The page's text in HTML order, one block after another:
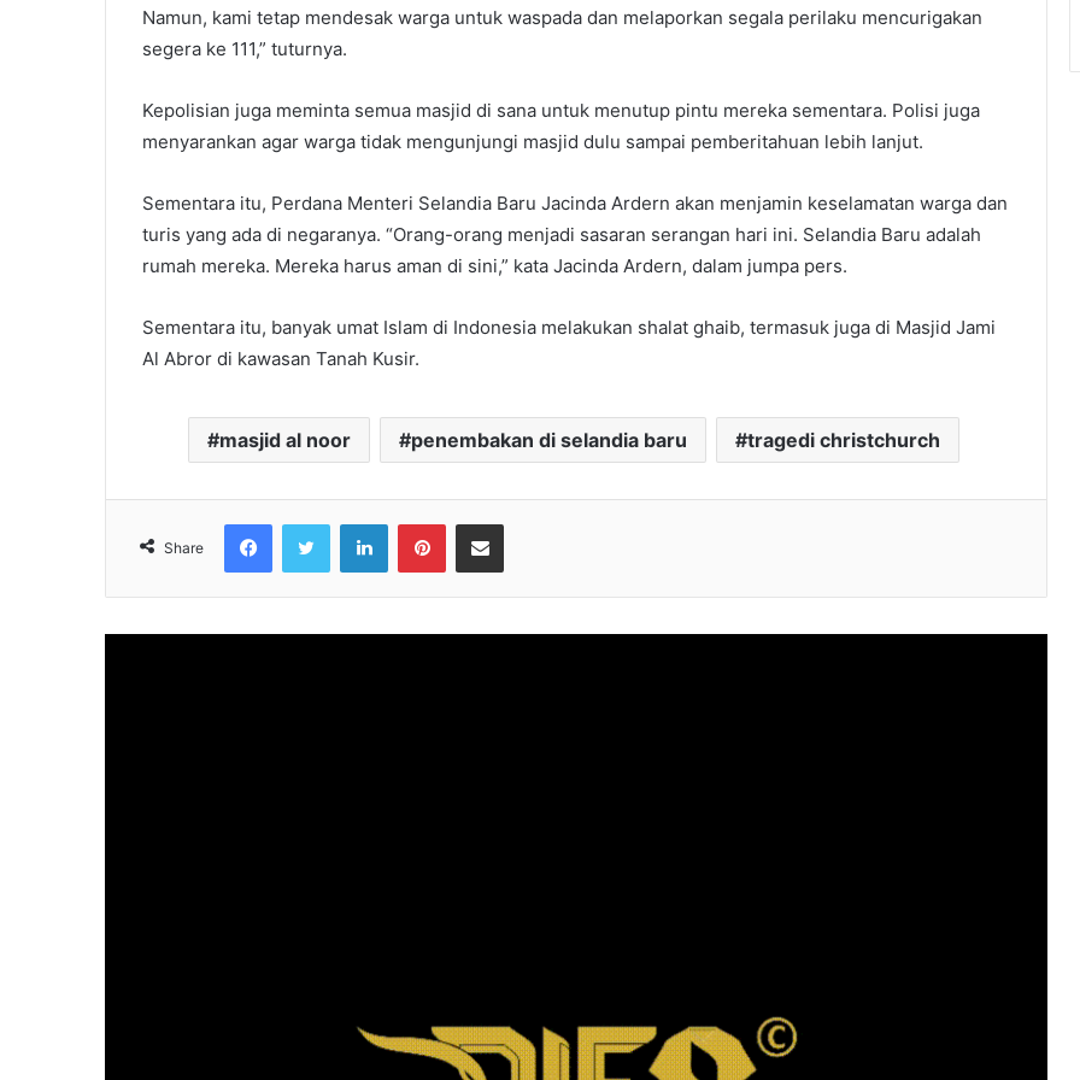
Namun, kami tetap mendesak warga untuk waspada dan melaporkan segala perilaku mencurigakan
segera ke 111,” tuturnya.
Kepolisian juga meminta semua masjid di sana untuk menutup pintu mereka sementara. Polisi juga
menyarankan agar warga tidak mengunjungi masjid dulu sampai pemberitahuan lebih lanjut.
Sementara itu, Perdana Menteri Selandia Baru Jacinda Ardern akan menjamin keselamatan warga dan
turis yang ada di negaranya. “Orang-orang menjadi sasaran serangan hari ini. Selandia Baru adalah
rumah mereka. Mereka harus aman di sini,” kata Jacinda Ardern, dalam jumpa pers.
Sementara itu, banyak umat Islam di Indonesia melakukan shalat ghaib, termasuk juga di Masjid Jami
Al Abror di kawasan Tanah Kusir.
masjid al noor penembakan di selandia baru tragedi christchurch
Share
FacebookTwitter LinkedInPinterestShare via Email